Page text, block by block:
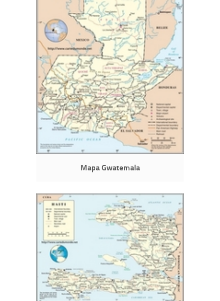
Mapa Gwatemala